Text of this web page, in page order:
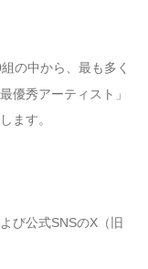
の中から、最も多く
優秀アーティスト」
ます。
び公式SNSのX（旧